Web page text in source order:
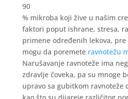
90
% mikroba koji žive u našim
faktori poput ishrane, stresa,
primene određenih lekova,
mogu da poremete ravnotežu
Narušavanje ravnoteže ima
zdravlje čoveka, pa su mnoge
upravo sa gubitkom ravnoteže